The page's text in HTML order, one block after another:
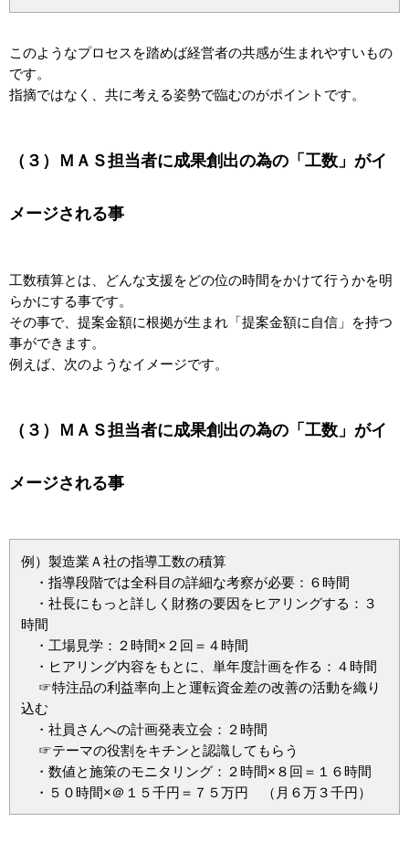
このようなプロセスを踏めば経営者の共感が生まれやすいもの
です。
指摘ではなく、共に考える姿勢で臨むのがポイントです。
（３）ＭＡＳ担当者に成果創出の為の「工数」がイ
メージされる事
工数積算とは、どんな支援をどの位の時間をかけて行うかを明
らかにする事です。
その事で、提案金額に根拠が生まれ「提案金額に自信」を持つ
事ができます。
例えば、次のようなイメージです。
（３）ＭＡＳ担当者に成果創出の為の「工数」がイ
メージされる事
例）製造業Ａ社の指導工数の積算
・指導段階では全科目の詳細な考察が必要：６時間
・社長にもっと詳しく財務の要因をヒアリングする：３
時間
・工場見学：２時間×２回＝４時間
・ヒアリング内容をもとに、単年度計画を作る：４時間
☞特注品の利益率向上と運転資金差の改善の活動を織り
込む
・社員さんへの計画発表立会：２時間
☞テーマの役割をキチンと認識してもらう
・数値と施策のモニタリング：２時間×８回＝１６時間
・５０時間×＠１５千円＝７５万円 （月６万３千円）